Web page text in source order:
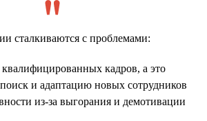
сталкиваются с проблемами:
квалифицированных кадров, а это
и адаптацию новых сотрудников
из-за выгорания и демотивации